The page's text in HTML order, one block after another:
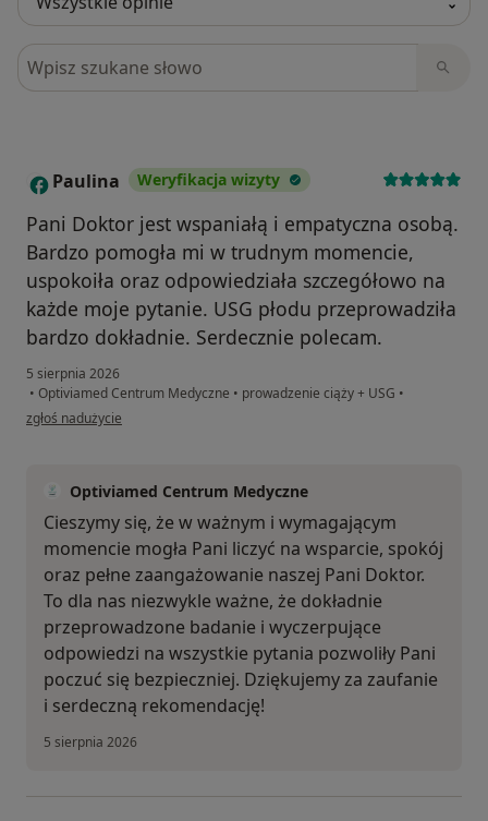
Szukaj w opiniach
P Paulina Weryfikacja wizyty
Pani Doktor jest wspaniałą i empatyczna osobą.
Bardzo pomogła mi w trudnym momencie,
uspokoiła oraz odpowiedziała szczegółowo na
każde moje pytanie. USG płodu przeprowadziła
bardzo dokładnie. Serdecznie polecam.
5 sierpnia 2026
• Optiviamed Centrum Medyczne • prowadzenie ciąży + USG •
w opinii użytkownika Paulina
zgłoś nadużycie
Optiviamed Centrum Medyczne
Cieszymy się, że w ważnym i wymagającym
momencie mogła Pani liczyć na wsparcie, spokój
oraz pełne zaangażowanie naszej Pani Doktor.
To dla nas niezwykle ważne, że dokładnie
przeprowadzone badanie i wyczerpujące
odpowiedzi na wszystkie pytania pozwoliły Pani
poczuć się bezpieczniej. Dziękujemy za zaufanie
i serdeczną rekomendację!
5 sierpnia 2026